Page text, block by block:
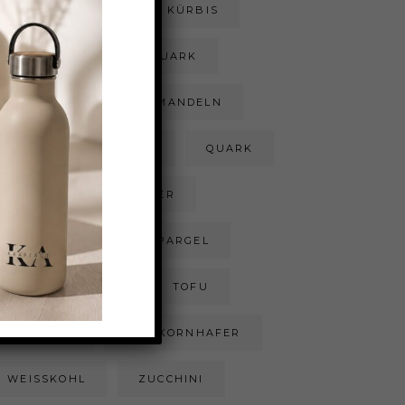
KOKOSRASPELN KÜRBIS
LACHS MAGERQUARK
MANDELMILCH MANDELN
QUARK
RHABARBER
SCHOKOLADE SPARGEL
SÜSSKARTOFFEL TOFU
VOLLKORNHAFER
WEISSKOHL ZUCCHINI